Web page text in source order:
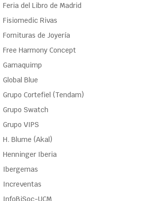
Feria del Libro de Madrid
Fisiomedic Rivas
Fornituras de Joyería
Free Harmony Concept
Gamaquimp
Global Blue
Grupo Cortefiel (Tendam)
Grupo Swatch
Grupo VIPS
H. Blume (Akal)
Henninger Iberia
Ibergemas
Increventas
InfoBiSoc-UCM